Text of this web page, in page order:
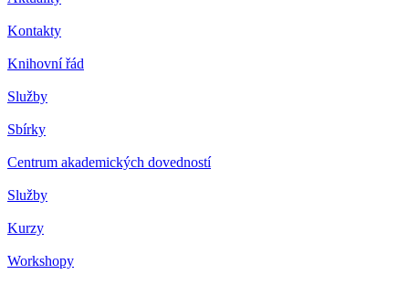
Kontakty
Knihovní řád
Služby
Sbírky
Centrum akademických dovedností
Služby
Kurzy
Workshopy